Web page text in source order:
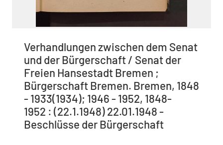
Verhandlungen zwischen dem Senat
und der Bürgerschaft / Senat der
Freien Hansestadt Bremen ;
Bürgerschaft Bremen. Bremen, 1848
- 1933(1934); 1946 - 1952, 1848-
1952 : (22.1.1948) 22.01.1948 -
Beschlüsse der Bürgerschaft